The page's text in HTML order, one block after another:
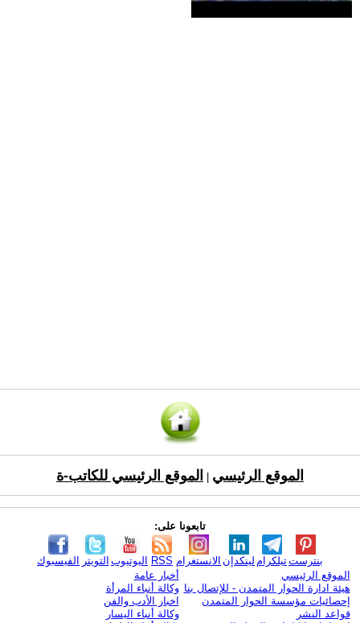
الموقع الرئيسي الموقع الرئيسي للكاتب-ة
تابعونا على:
الفيسبوك التويتر اليوتيوب RSS الانستغرام لينكدإن تيلكرامبنترست
الموقع الرئيسي
هيئة ادارة الحوار المتمدن - للإتصال بنا
إحصائيات مؤسسة الحوار المتمدن
قواعد النشر
أخبار عامة
وكالة أنباء المرأة
اخبار الأدب والفن
وكالة أنباء اليسار